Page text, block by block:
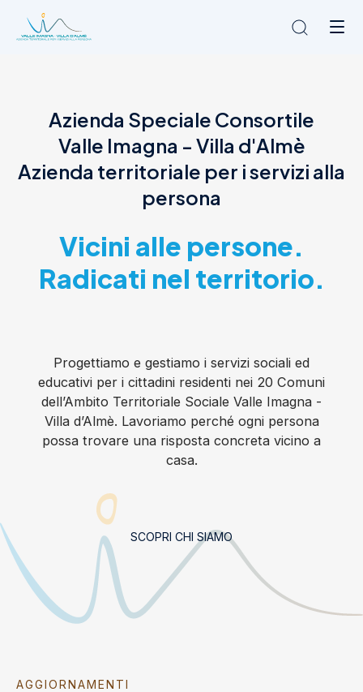
L'Ambito
Cosa facciamo
News
Amministrazione trasparente
Azienda Speciale Consortile
Valle Imagna - Villa d'Almè
Azienda territoriale per i servizi alla
persona
Vicini alle persone.
Radicati nel territorio.
Progettiamo e gestiamo i servizi sociali ed
educativi per i cittadini residenti nei 20 Comuni
dell’Ambito Territoriale Sociale Valle Imagna -
Villa d’Almè. Lavoriamo perché ogni persona
possa trovare una risposta concreta vicino a
casa.
SCOPRI CHI SIAMO
AGGIORNAMENTI